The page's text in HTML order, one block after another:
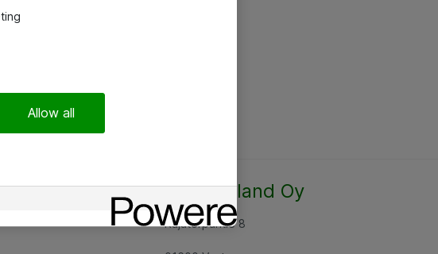
Atea Finland Oy
Rajatorpantie 8
Allow all